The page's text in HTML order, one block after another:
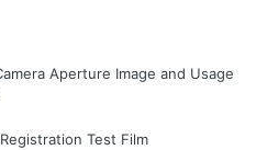
Aperture Image and Usage
Test Film